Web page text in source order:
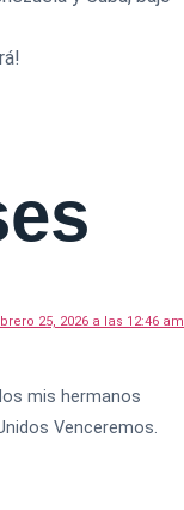
25, 2026 a las 12:46 am
mis hermanos
Venceremos.